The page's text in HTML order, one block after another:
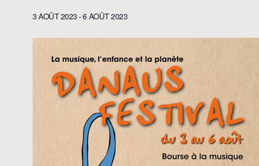
3 AOÛT 2023-6 AOÛT 2023